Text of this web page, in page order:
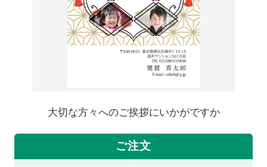
大切な方々へのご挨拶にいかがですか
ご注文